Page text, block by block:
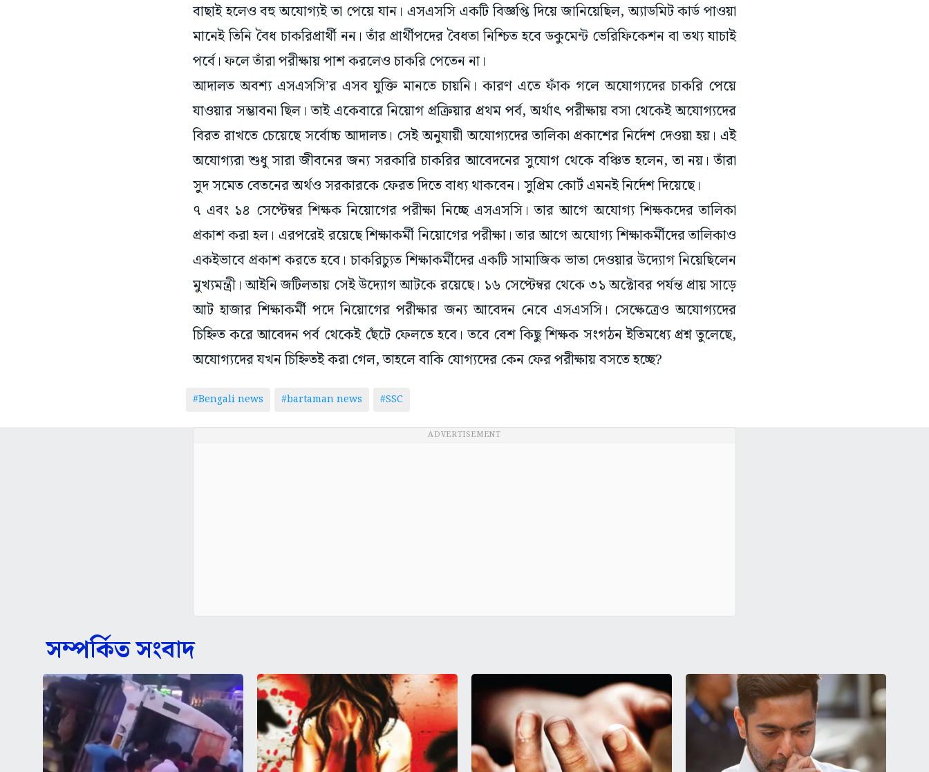
বাছাই হলেও বহু অযোগ্যই তা পেয়ে যান। এসএসসি একটি বিজ্ঞপ্তি দিয়ে জানিয়েছিল, অ্যাডমিট কার্ড পাওয়া
মানেই তিনি বৈধ চাকরিপ্রার্থী নন। তাঁর প্রার্থীপদের বৈধতা নিশ্চিত হবে ডকুমেন্ট ভেরিফিকেশন বা তথ্য যাচাই
পর্বে। ফলে তাঁরা পরীক্ষায় পাশ করলেও চাকরি পেতেন না।
আদালত অবশ্য এসএসসি’র এসব যুক্তি মানতে চায়নি। কারণ এতে ফাঁক গলে অযোগ্যদের চাকরি পেয়ে
যাওয়ার সম্ভাবনা ছিল। তাই একেবারে নিয়োগ প্রক্রিয়ার প্রথম পর্ব, অর্থাৎ পরীক্ষায় বসা থেকেই অযোগ্যদের
বিরত রাখতে চেয়েছে সর্বোচ্চ আদালত। সেই অনুযায়ী অযোগ্যদের তালিকা প্রকাশের নির্দেশ দেওয়া হয়। এই
অযোগ্যরা শুধু সারা জীবনের জন্য সরকারি চাকরির আবেদনের সুযোগ থেকে বঞ্চিত হলেন, তা নয়। তাঁরা
সুদ সমেত বেতনের অর্থও সরকারকে ফেরত দিতে বাধ্য থাকবেন। সুপ্রিম কোর্ট এমনই নির্দেশ দিয়েছে।
৭ এবং ১৪ সেপ্টেম্বর শিক্ষক নিয়োগের পরীক্ষা নিচ্ছে এসএসসি। তার আগে অযোগ্য শিক্ষকদের তালিকা
প্রকাশ করা হল। এরপরেই রয়েছে শিক্ষাকর্মী নিয়োগের পরীক্ষা। তার আগে অযোগ্য শিক্ষাকর্মীদের তালিকাও
একইভাবে প্রকাশ করতে হবে। চাকরিচ্যুত শিক্ষাকর্মীদের একটি সামাজিক ভাতা দেওয়ার উদ্যোগ নিয়েছিলেন
মুখ্যমন্ত্রী। আইনি জটিলতায় সেই উদ্যোগ আটকে রয়েছে। ১৬ সেপ্টেম্বর থেকে ৩১ অক্টোবর পর্যন্ত প্রায় সাড়ে
আট হাজার শিক্ষাকর্মী পদে নিয়োগের পরীক্ষার জন্য আবেদন নেবে এসএসসি। সেক্ষেত্রেও অযোগ্যদের
চিহ্নিত করে আবেদন পর্ব থেকেই ছেঁটে ফেলতে হবে। তবে বেশ কিছু শিক্ষক সংগঠন ইতিমধ্যে প্রশ্ন তুলেছে,
অযোগ্যদের যখন চিহ্নিতই করা গেল, তাহলে বাকি যোগ্যদের কেন ফের পরীক্ষায় বসতে হচ্ছে?
#Bengali news #bartaman news #SSC
ADVERTISEMENT
সম্পর্কিত সংবাদ